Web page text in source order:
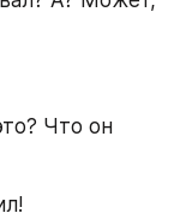
Что он